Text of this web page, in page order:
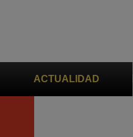
ACTUALIDAD
ayuda a Marco